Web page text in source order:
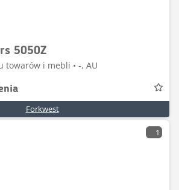
5050Z
towarów i mebli • -, AU
Forkwest
1